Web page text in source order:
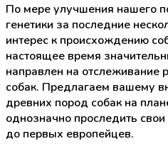
По мере улучшения нашего
генетики за последние
интерес к происхождению
настоящее время
направлен на отслеживание
собак. Предлагаем вашему
древних пород собак на
однозначно проследить
до первых европейцев.